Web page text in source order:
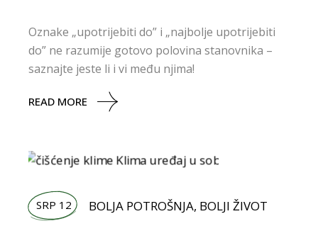
Oznake „upotrijebiti do” i „najbolje upotrijebiti
do” ne razumije gotovo polovina stanovnika –
saznajte jeste li i vi među njima!
READ MORE
SRP 12 BOLJA POTROŠNJA, BOLJI ŽIVOT